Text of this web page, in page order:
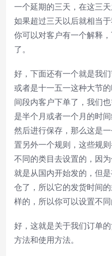
一个延期的三天，在这三
如果超过三天以后就相当
你可以对客户有一个解释
了。
好，下面还有一个就是我
或者是十一五一这种大节
间段内客户下单了，我们
是半个月或者一个月的时
然后进行保存，那么这是
置另外一个规则，这些规
不同的类目去设置的，因
就是从国内开始发的，但
仓了，所以它的发货时间
样的，所以你可以设置不同
好，这就是关于我们订单
方法和使用方法。